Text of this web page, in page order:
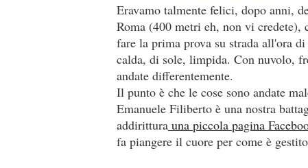
Eravamo talmente felici, dopo anni,
Roma (400 metri eh, non vi
fare la prima prova su strada all'ora
calda, di sole, limpida. Con nuvolo,
andate differentemente.
Il punto è che le cose sono andate
Emanuele Filiberto è una nostra
addirittura una piccola pagina
fa piangere il cuore per come è